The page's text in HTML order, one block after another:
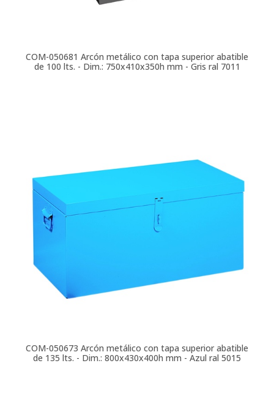
COM-050681 Arcón metálico con tapa superior abatible
de 100 lts. - Dim.: 750x410x350h mm - Gris ral 7011
COM-050673 Arcón metálico con tapa superior abatible
de 135 lts. - Dim.: 800x430x400h mm - Azul ral 5015